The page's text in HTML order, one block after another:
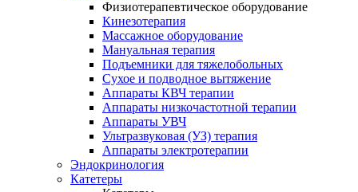
Физиотерапевтическое оборудование
Кинезотерапия
Массажное оборудование
Мануальная терапия
Подъемники для тяжелобольных
Сухое и подводное вытяжение
Аппараты КВЧ терапии
Аппараты низкочастотной терапии
Аппараты УВЧ
Ультразвуковая (УЗ) терапия
Аппараты электротерапии
Эндокринология
Катетеры